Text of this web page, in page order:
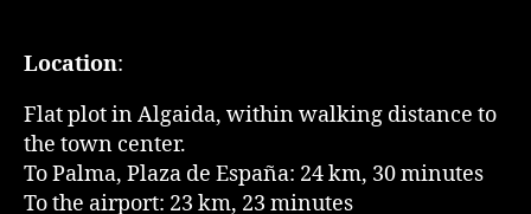
Location:
Flat plot in Algaida, within walking distance to
the town center.
To Palma, Plaza de España: 24 km, 30 minutes
To the airport: 23 km, 23 minutes